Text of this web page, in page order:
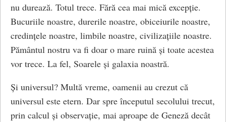
nu durează. Totul trece. Fără cea mai mică excepție.
Bucuriile noastre, durerile noastre, obiceiurile noastre,
credințele noastre, limbile noastre, civilizațiile noastre.
Pământul nostru va fi doar o mare ruină și toate acestea
vor trece. La fel, Soarele și galaxia noastră.
Și universul? Multă vreme, oamenii au crezut că
universul este etern. Dar spre începutul secolului trecut,
prin calcul și observație, mai aproape de Geneză decât